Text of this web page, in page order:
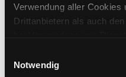
Verwendung aller Cookies
Drittanbietern als auch
(Länder außerhalb des
Notwendig
Status: Verfügbar
Vorbestellungen: 0
Frist: